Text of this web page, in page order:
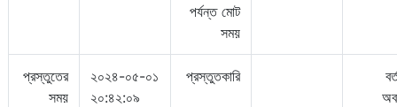
পর্যন্ত মোট
সময়
প্রস্তুতের
সময়
২০২৪-০৫-০১
২০:৪২:০৯
প্রস্তুতকারি